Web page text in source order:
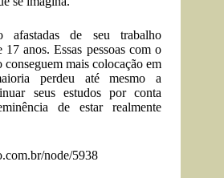
afastadas de seu trabalho
anos. Essas pessoas com o
mais colocação em
perdeu até mesmo a
seus estudos por conta
de estar realmente
node/5938